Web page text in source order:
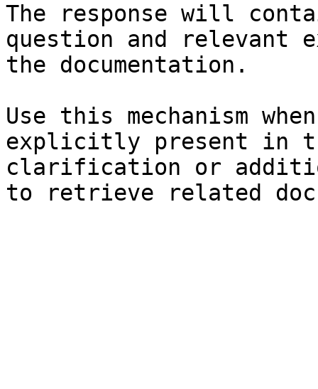
The response will
question and relevant
the documentation.
Use this mechanism
explicitly present in
clarification or